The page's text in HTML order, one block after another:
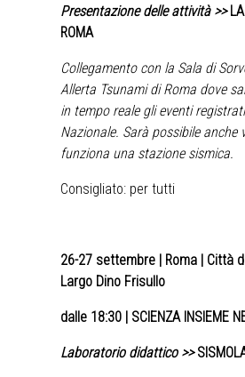
Presentazione delle attività >>
ROMA
Collegamento con la Sala di
Allerta Tsunami di Roma dove
in tempo reale gli eventi
Nazionale. Sarà possibile anche
funziona una stazione sismica.
Consigliato: per tutti
26-27 settembre | Roma | Città
Largo Dino Frisullo
dalle 18:30 | SCIENZA INSIEME
Laboratorio didattico >>